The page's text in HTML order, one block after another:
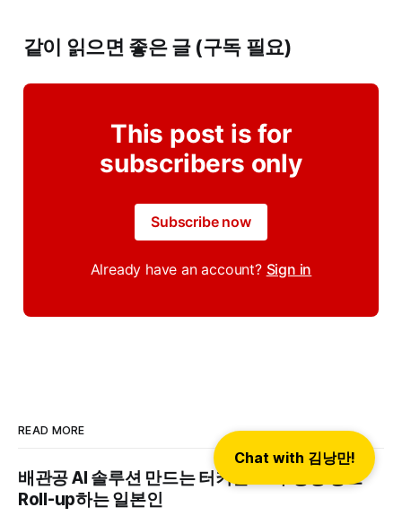
같이 읽으면 좋은 글 (구독 필요)
This post is for
subscribers only
Subscribe now
Already have an account? Sign in
READ MORE
배관공 AI 솔루션 만드는 터키인 vs 수영장 청소
Roll-up하는 일본인
Chat with 김낭만!